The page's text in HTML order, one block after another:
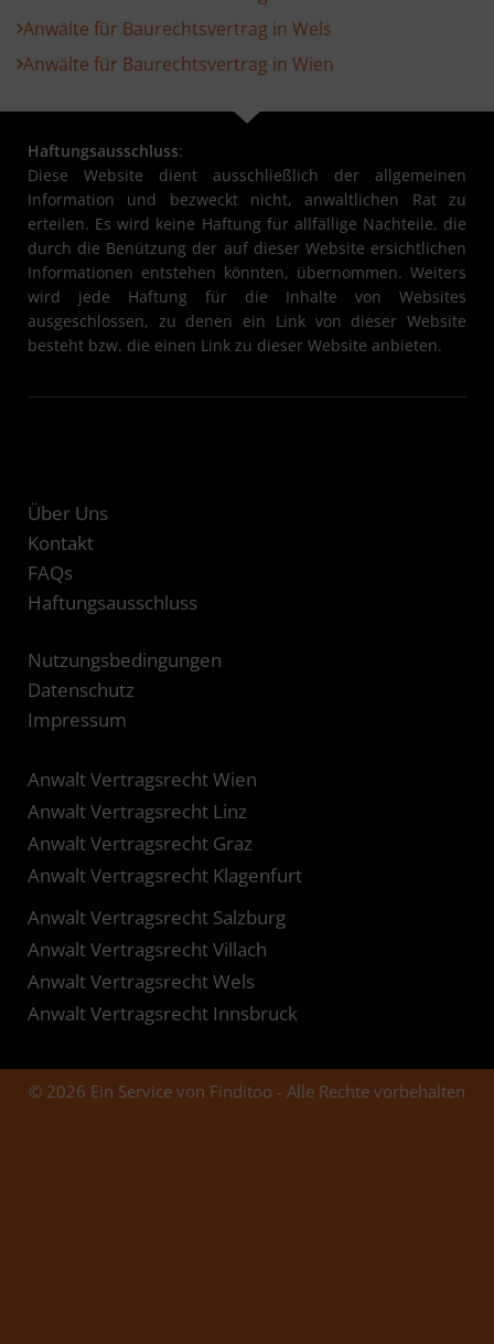
Anwälte für Baurechtsvertrag in Wels
Anwälte für Baurechtsvertrag in Wien
Haftungsausschluss:
Diese Website dient ausschließlich der allgemeinen
Information und bezweckt nicht, anwaltlichen Rat zu
erteilen. Es wird keine Haftung für allfällige Nachteile, die
durch die Benützung der auf dieser Website ersichtlichen
Informationen entstehen könnten, übernommen. Weiters
wird jede Haftung für die Inhalte von Websites
ausgeschlossen, zu denen ein Link von dieser Website
besteht bzw. die einen Link zu dieser Website anbieten.
Über Uns
Kontakt
FAQs
Haftungsausschluss
Nutzungsbedingungen
Datenschutz
Impressum
Anwalt Vertragsrecht Wien
Anwalt Vertragsrecht Linz
Anwalt Vertragsrecht Graz
Anwalt Vertragsrecht Klagenfurt
Anwalt Vertragsrecht Salzburg
Anwalt Vertragsrecht Villach
Anwalt Vertragsrecht Wels
Anwalt Vertragsrecht Innsbruck
© 2026 Ein Service von Finditoo - Alle Rechte vorbehalten